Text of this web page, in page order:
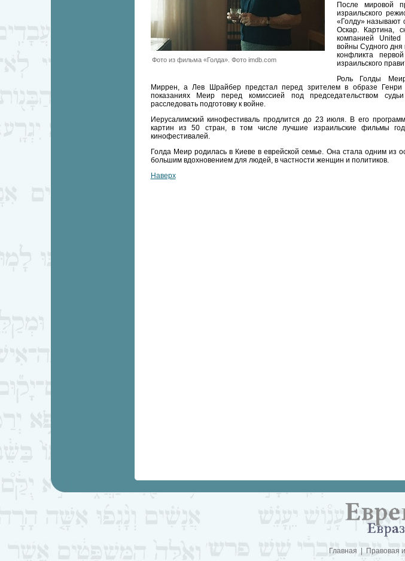
Фото из фильма «Голда». Фото imdb.com
После мировой
израильского
«Голду» называют
Оскар. Картина,
компанией
войны Судного дня
конфликта
израильского
Роль Голды
Миррен, а Лев Шрайбер предстал перед зрителем в образе
показаниях Меир перед комиссией под председательством
расследовать подготовку к войне.
Иерусалимский кинофестиваль продлится до 23 июля. В его
картин из 50 стран, в том числе лучшие израильские фильмы
кинофестивалей.
Голда Меир родилась в Киеве в еврейской семье. Она стала одним из
большим вдохновением для людей, в частности женщин и политиков.
Наверх
Главная Правовая